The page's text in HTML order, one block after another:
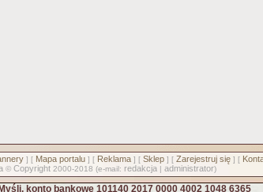
] [ Mapa portalu] [ Reklama] [ Sklep] [ Zarejestruj się] [
© Copyright 2000-2018 (e-mail: redakcja | administrator)
konto bankowe 101140 2017 0000 4002 1048 6365